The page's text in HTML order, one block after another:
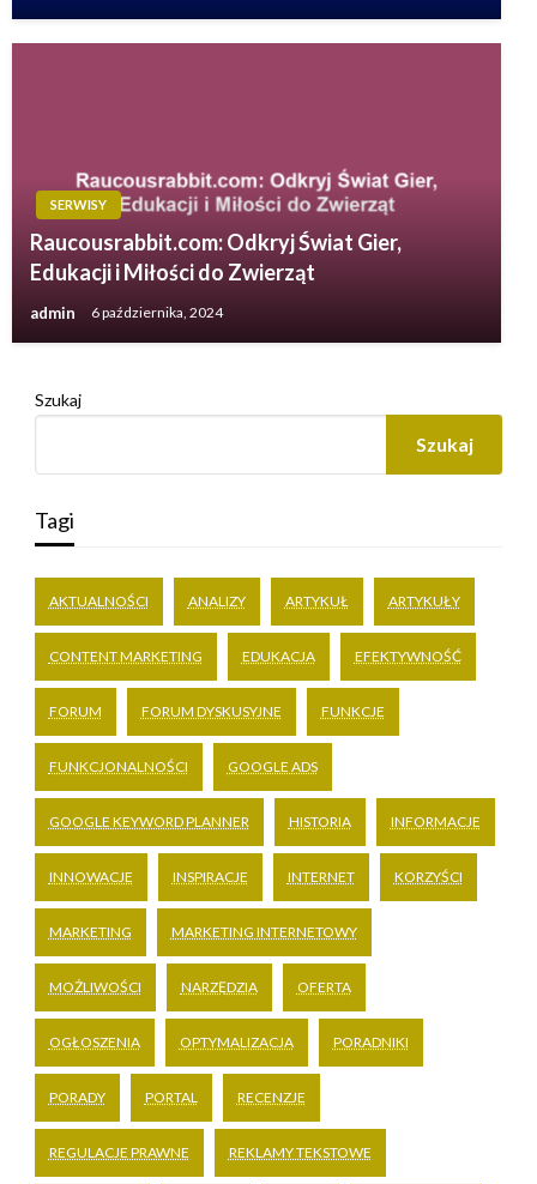
SERWISY
Raucousrabbit.com: Odkryj Świat Gier,
Edukacji i Miłości do Zwierząt
admin 6 października, 2024
Szukaj
Szukaj
Tagi
AKTUALNOŚCI ANALIZY ARTYKUŁ ARTYKUŁY
CONTENT MARKETING EDUKACJA EFEKTYWNOŚĆ
FORUM FORUM DYSKUSYJNE FUNKCJE
FUNKCJONALNOŚCI GOOGLE ADS
GOOGLE KEYWORD PLANNER HISTORIA INFORMACJE
INNOWACJE INSPIRACJE INTERNET KORZYŚCI
MARKETING MARKETING INTERNETOWY
MOŻLIWOŚCI NARZĘDZIA OFERTA
OGŁOSZENIA OPTYMALIZACJA PORADNIKI
PORADY PORTAL RECENZJE
REGULACJE PRAWNE REKLAMY TEKSTOWE